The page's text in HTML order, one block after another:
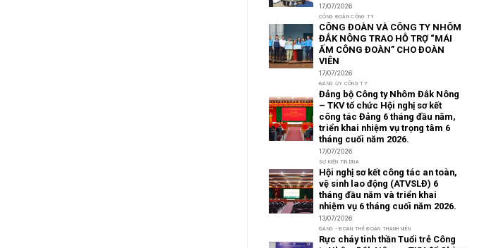
17/07/2026
CÔNG ĐOÀN CÔNG TY
CÔNG ĐOÀN VÀ CÔNG TY NHÔM
ĐẮK NÔNG TRAO HỖ TRỢ “MÁI
ẤM CÔNG ĐOÀN” CHO ĐOÀN
VIÊN
17/07/2026
ĐẢNG ỦY CÔNG TY
Đảng bộ Công ty Nhôm Đắk Nông
– TKV tổ chức Hội nghị sơ kết
công tác Đảng 6 tháng đầu năm,
triển khai nhiệm vụ trọng tâm 6
tháng cuối năm 2026.
17/07/2026
SỰ KIỆN TIN DNA
Hội nghị sơ kết công tác an toàn,
vệ sinh lao động (ATVSLĐ) 6
tháng đầu năm và triển khai
nhiệm vụ 6 tháng cuối năm 2026.
13/07/2026
ĐẢNG - ĐOÀN THỂ ĐOÀN THANH NIÊN
Rực cháy tinh thần Tuổi trẻ Công